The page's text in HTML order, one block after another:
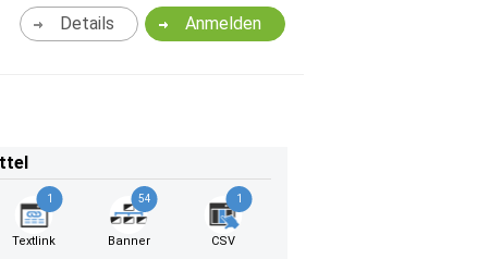
Anmelden
Details
1
Textlink
54
Banner
1
CSV